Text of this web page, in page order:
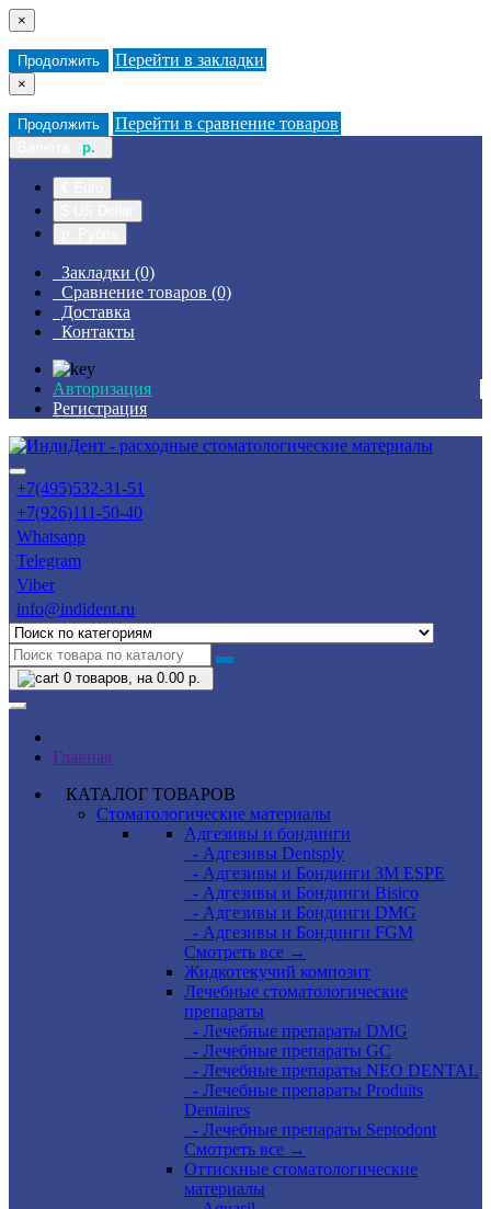
×
Продолжить Перейти в закладки
×
Продолжить Перейти в сравнение товаров
р.
Закладки (0)
Сравнение товаров (0)
Доставка
Контакты
Авторизация
Регистрация
+7(495)532-31-51
+7(926)111-50-40
Whatsapp
Telegram
Viber
info@indident.ru
0 товаров, на 0.00 р.
Главная
КАТАЛОГ ТОВАРОВ
Стоматологические материалы
Адгезивы и бондинги
- Адгезивы Dentsply
- Адгезивы и Бондинги 3M ESPE
- Адгезивы и Бондинги Bisico
- Адгезивы и Бондинги DMG
- Адгезивы и Бондинги FGM
Смотреть все →
Жидкотекучий композит
Лечебные стоматологические
препараты
- Лечебные препараты DMG
- Лечебные препараты GC
- Лечебные препараты NEO DENTAL
- Лечебные препараты Produits
Dentaires
- Лечебные препараты Septodont
Смотреть все →
Оттискные стоматологические
материалы